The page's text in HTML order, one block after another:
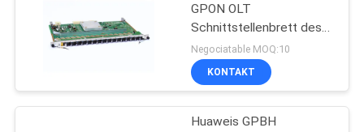
FORDERN
ZITATwifi epon onu
GPON OLT
Schnittstellenbrett des
Service-Brettes 16 mit
Modul B+ C+ und C++
SFP für Huawei
Negociatable MOQ:10
KONTAKT
Huaweis GPBH